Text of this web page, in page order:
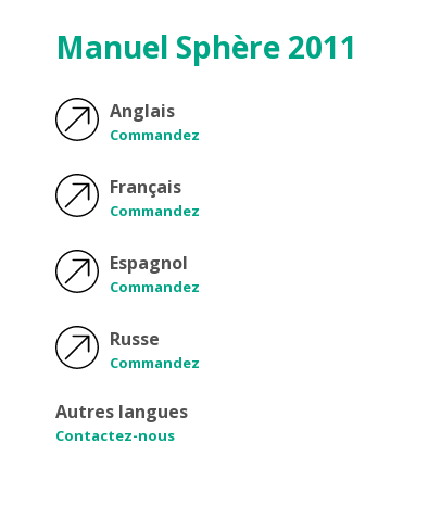
Manuel Sphère 2011
Anglais
Commandez
Français
Commandez
Espagnol
Commandez
Russe
Commandez
Autres langues
Contactez-nous